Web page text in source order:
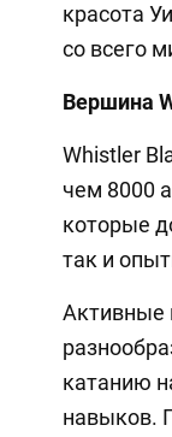
красота
со всего
Вершина
Whistler
чем 8000
которые
так и
Активные
катанию
навыков.